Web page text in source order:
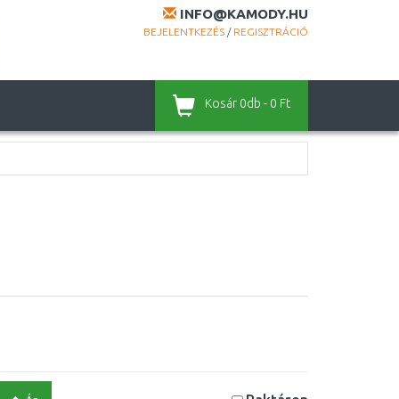
INFO@KAMODY.HU
BEJELENTKEZÉS / REGISZTRÁCIÓ
Kosár 0db - 0 Ft